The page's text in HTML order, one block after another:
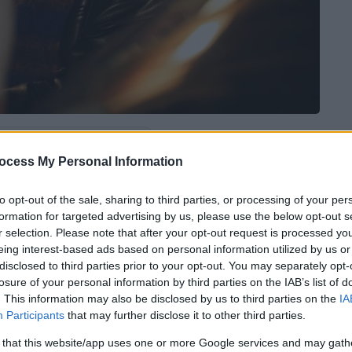
My Personal Information
opt-out of the sale, sharing to third parties, or processing of your
for targeted advertising by us, please use the below opt-out
selection. Please note that after your opt-out request is processed
interest-based ads based on personal information utilized by us
to third parties prior to your opt-out. You may separately
of your personal information by third parties on the IAB’s list of
This information may also be disclosed by us to third parties on the
Participants that may further disclose it to other third parties.
that this website/app uses one or more Google services and may
γυναίκα (
Πεν) ξεκινάει την κούρσα, και καθώς οι
το Μανχάταν... ξεκινούν την πιο
και το Closer, αυτή η εξαιρετικά
σε μία μόνο βόλτα με το ταξί-
με τα μυστικά που κρατάμε,
στα τηλέφωνά μας.